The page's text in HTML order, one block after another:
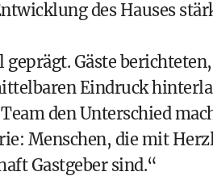
des Hauses
Gäste berichteten,
Eindruck
den Unterschied
Menschen, die mit
Gastgeber sind.“